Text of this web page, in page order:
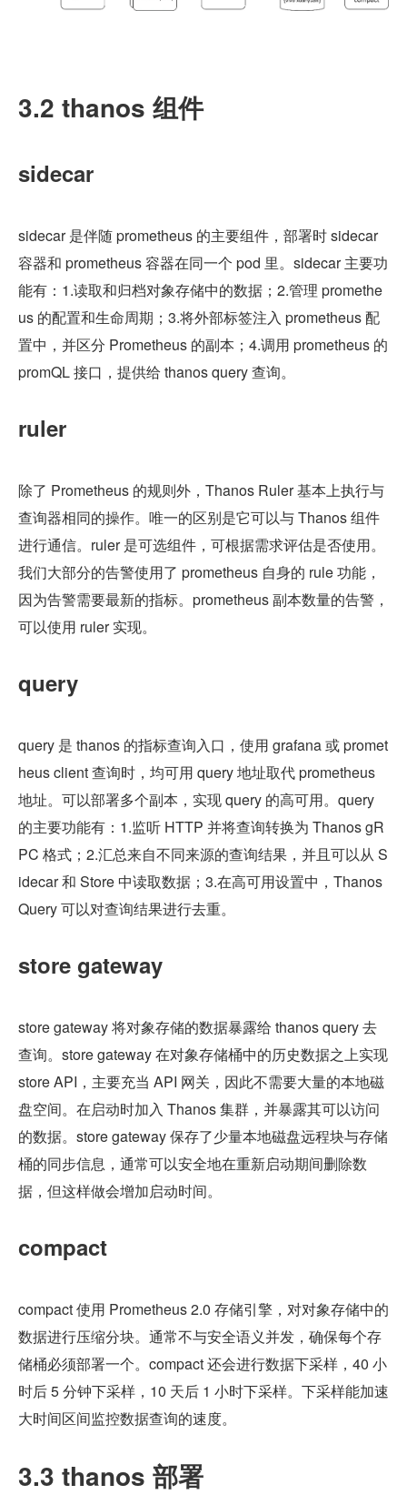
3.2 thanos 组件
sidecar
sidecar 是伴随 prometheus 的主要组件，部署时 sidecar
容器和 prometheus 容器在同一个 pod 里。sidecar 主要功
能有：1.读取和归档对象存储中的数据；2.管理 promethe
us 的配置和生命周期；3.将外部标签注入 prometheus 配
置中，并区分 Prometheus 的副本；4.调用 prometheus 的
promQL 接口，提供给 thanos query 查询。
ruler
除了 Prometheus 的规则外，Thanos Ruler 基本上执行与
查询器相同的操作。唯一的区别是它可以与 Thanos 组件
进行通信。ruler 是可选组件，可根据需求评估是否使用。
我们大部分的告警使用了 prometheus 自身的 rule 功能，
因为告警需要最新的指标。prometheus 副本数量的告警，
可以使用 ruler 实现。
query
query 是 thanos 的指标查询入口，使用 grafana 或 promet
heus client 查询时，均可用 query 地址取代 prometheus
地址。可以部署多个副本，实现 query 的高可用。query
的主要功能有：1.监听 HTTP 并将查询转换为 Thanos gR
PC 格式；2.汇总来自不同来源的查询结果，并且可以从 S
idecar 和 Store 中读取数据；3.在高可用设置中，Thanos
Query 可以对查询结果进行去重。
store gateway
store gateway 将对象存储的数据暴露给 thanos query 去
查询。store gateway 在对象存储桶中的历史数据之上实现
store API，主要充当 API 网关，因此不需要大量的本地磁
盘空间。在启动时加入 Thanos 集群，并暴露其可以访问
的数据。store gateway 保存了少量本地磁盘远程块与存储
桶的同步信息，通常可以安全地在重新启动期间删除数
据，但这样做会增加启动时间。
compact
compact 使用 Prometheus 2.0 存储引擎，对对象存储中的
数据进行压缩分块。通常不与安全语义并发，确保每个存
储桶必须部署一个。compact 还会进行数据下采样，40 小
时后 5 分钟下采样，10 天后 1 小时下采样。下采样能加速
大时间区间监控数据查询的速度。
3.3 thanos 部署